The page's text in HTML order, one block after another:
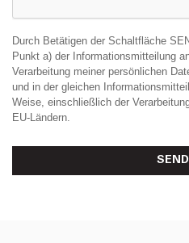
Durch Betätigen der Schaltfläche
Punkt a) der Informationsmitteilung
Verarbeitung meiner persönlichen
und in der gleichen
Weise, einschließlich der
EU-Ländern.